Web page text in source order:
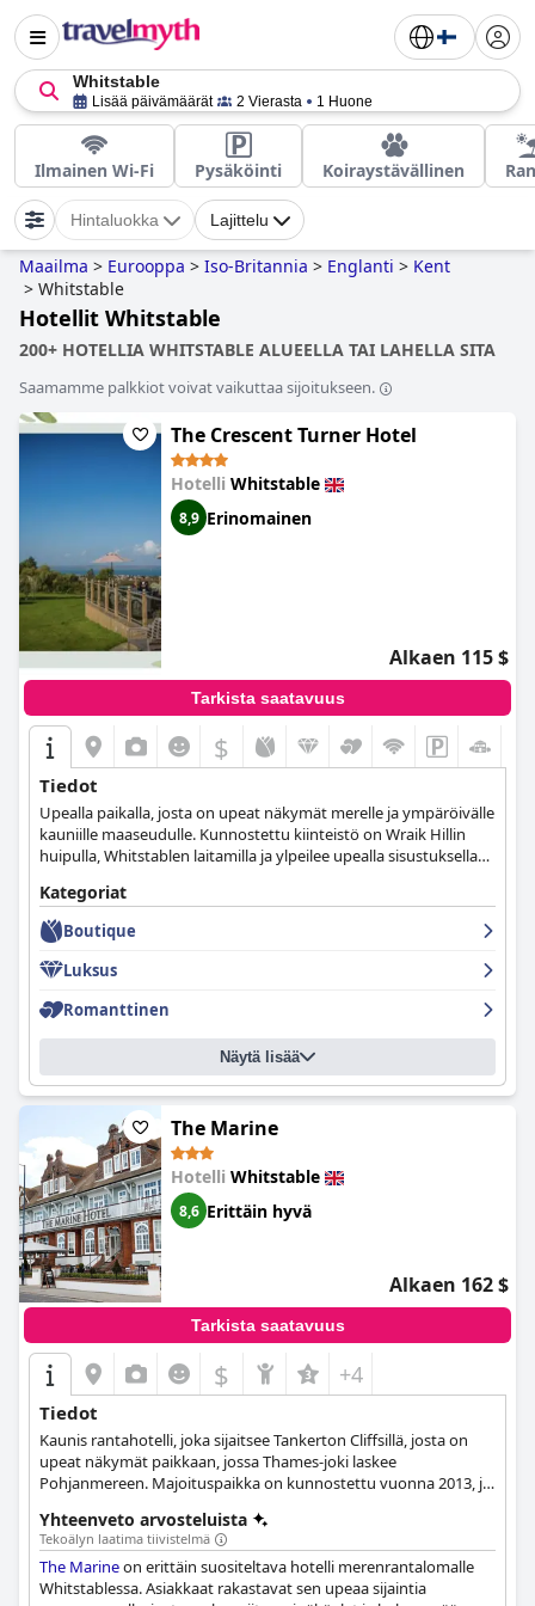
Whitstable
Lisää päivämäärät 2 Vierasta 1 Huone
Ilmainen Wi-Fi Pysäköinti Koiraystävällinen
Hintaluokka Lajittelu
Maailma > Eurooppa > Iso-Britannia > Englanti > Kent
> Whitstable
Hotellit Whitstable
200+ HOTELLIA WHITSTABLE ALUEELLA TAI LAHELLA SITA
Saamamme palkkiot voivat vaikuttaa sijoitukseen.
The Crescent Turner Hotel
Hotelli Whitstable
8,9 Erinomainen
Alkaen 115 $
Tarkista saatavuus
$
Tiedot
Upealla paikalla, josta on upeat näkymät merelle ja ympäröivälle
kauniille maaseudulle. Kunnostettu kiinteistö on Wraik Hillin
huipulla, Whitstablen laitamilla ja ylpeilee upealla sisustuksella
Ihanteellinen paikka perheelle tai romanttiselle lomalle.
Kategoriat
Boutique
Luksus
Romanttinen
Näytä lisää
The Marine
Hotelli Whitstable
8,6 Erittäin hyvä
Alkaen 162 $
Tarkista saatavuus
$ +4
Tiedot
Kaunis rantahotelli, joka sijaitsee Tankerton Cliffsillä, josta on
upeat näkymät paikkaan, jossa Thames-joki laskee
Pohjanmereen. Majoituspaikka on kunnostettu vuonna 2013, ja
Yhteenveto arvosteluista
Tekoälyn laatima tiivistelmä
The Marineon erittäin suositeltava hotelli merenrantalomalle
Whitstablessa. Asiakkaat rakastavat sen upeaa sijaintia